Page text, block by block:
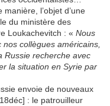
l’objet d’une
du ministère des
Loukachevitch : « Nous
collègues américains,
Russie recherche avec
la situation en Syrie par
envoie de nouveaux
: le patrouilleur